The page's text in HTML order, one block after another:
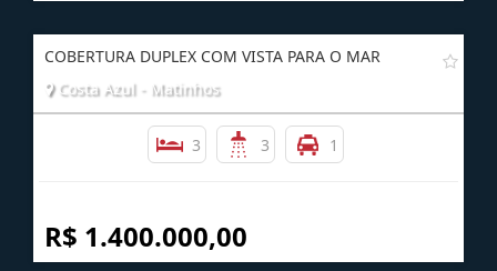
R$ 1.600.000,00
COBERTURA DUPLEX COM VISTA PARA O MAR
3